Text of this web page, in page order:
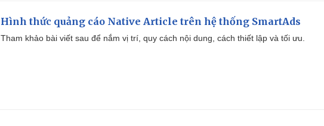
Hình thức quảng cáo Native Article trên hệ thống SmartAds
Tham khảo bài viết sau để nắm vị trí, quy cách nội dung, cách thiết lập và tối ưu.